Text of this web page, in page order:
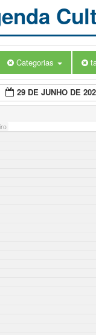
Categorias
29 DE JUNHO DE